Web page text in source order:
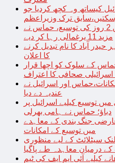
کیساتھ وہ کچھ کردیا جو
ترک وزیراعظم
اسرائیل و حماس جنگ بندی میں 2 روز کی توسیع، حماس نے
مزید 11 یرغمالی رہا کر دیے
آباد کا نام تبدیل کرنے
کا اعلان
حماس کے سلوک کو اچھا قرار
اسرائیلی صحافی کا اعتراف
اور اسرائیل نے
عندیہ دے دیا
توسیع کیلیے اسرائیل پر
دباؤ؛ حماس نے ہامی بھرلی
جنگ بندی کے معاہدے
میں توسیع کے امکانات
سیٹلائٹ کے لیے منظوری
درمیان معاہدہ طے پاگیا
کیلیے آئی ایم ایف کی ٹیم